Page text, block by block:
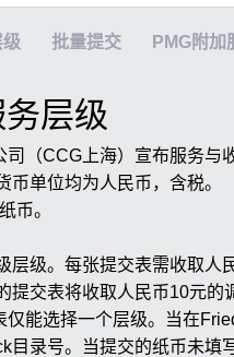
批量提交 PMG附加
层级
司（CCG上海）宣布服务与
单位均为人民币，含税。
币。
级。每张提交表需收取人
交表将收取人民币10元
能选择一个层级。当在
目录号。当提交的纸币未